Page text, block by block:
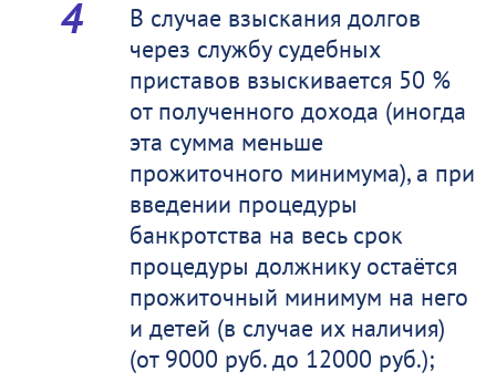
В случае взыскания долгов
через службу судебных
приставов взыскивается 50 %
от полученного дохода (иногда
эта сумма меньше
прожиточного минимума), а при
введении процедуры
банкротства на весь срок
процедуры должнику остаётся
прожиточный минимум на него
и детей (в случае их наличия)
(от 9000 руб. до 12000 руб.);